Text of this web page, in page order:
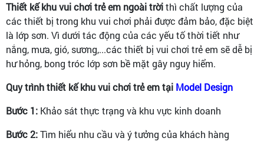
Thiết kế khu vui chơi trẻ em ngoài trờithì chất lượng của
các thiết bị trong khu vui chơi phải được đảm bảo, đặc biệt
là lớp sơn. Vì dưới tác động của các yếu tố thời tiết như
nắng, mưa, gió, sương,...các thiết bị vui chơi trẻ em sẽ dễ bị
hư hỏng, bong tróc lớp sơn bề mặt gây nguy hiểm.
Quy trình thiết kế khu vui chơi trẻ em tại Model Design
Bước 1: Khảo sát thực trạng và khu vực kinh doanh
Bước 2:Tìm hiểu nhu cầu và ý tưởng của khách hàng